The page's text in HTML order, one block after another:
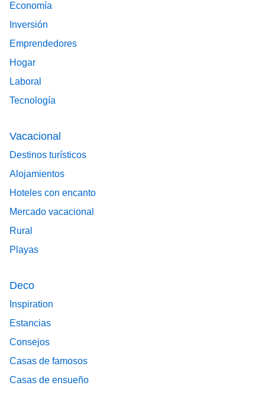
Economía
Inversión
Emprendedores
Hogar
Laboral
Tecnología
Vacacional
Destinos turísticos
Alojamientos
Hoteles con encanto
Mercado vacacional
Rural
Playas
Deco
Inspiration
Estancias
Consejos
Casas de famosos
Casas de ensueño